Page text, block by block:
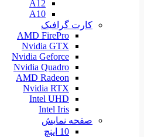
A12
A10
کارت گرافیک
AMD FirePro
Nvidia GTX
Nvidia Geforce
Nvidia Quadro
AMD Radeon
Nvidia RTX
Intel UHD
Intel Iris
صفحه نمایش
10 اینچ